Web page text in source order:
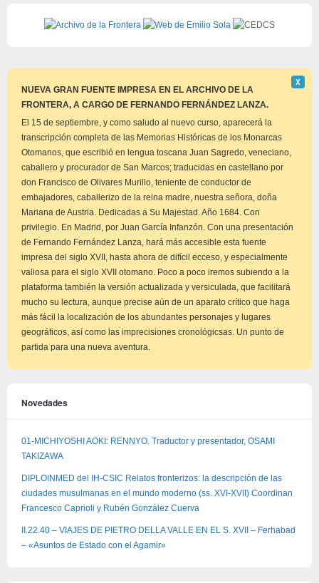
NUEVA GRAN FUENTE IMPRESA EN EL ARCHIVO DE LA
FRONTERA, A CARGO DE FERNANDO FERNÁNDEZ LANZA.
este
Χ
El 15 de septiembre, y como saludo al nuevo curso, aparecerá la
transcripción completa de las Memorias Históricas de los Monarcas
Otomanos, que escribió en lengua toscana Juan Sagredo, veneciano,
caballero y procurador de San Marcos; traducidas en castellano por
don Francisco de Olivares Murillo, teniente de conductor de
embajadores, caballerizo de la reina madre, nuestra señora, doña
Mariana de Austria. Dedicadas a Su Majestad. Año 1684. Con
privilegio. En Madrid, por Juan García Infanzón. Con una presentación
de Fernando Fernández Lanza, hará más accesible esta fuente
impresa del siglo XVII, hasta ahora de difícil ecceso, y especialmente
valiosa para el siglo XVII otomano. Poco a poco iremos subiendo a la
plataforma también la versión actualizada y versiculada, que facilitará
mucho su lectura, aunque precise aún de un aparato crítico que haga
más fácil la localización de los abundantes personajes y lugares
geográficos, así como las imprecisiones cronológicsas. Un punto de
partida para una nueva aventura.
Novedades
01-MICHIYOSHI AOKI: RENNYO. Traductor y presentador, OSAMI
TAKIZAWA
DIPLOINMED del IH-CSIC Relatos fronterizos: la descripción de las
ciudades musulmanas en el mundo moderno (ss. XVI-XVII) Coordinan
Francesco Caprioli y Rubén González Cuerva
II.22.40 – VIAJES DE PIETRO DELLA VALLE EN EL S. XVII – Ferhabad
– «Asuntos de Estado con el Agamir»